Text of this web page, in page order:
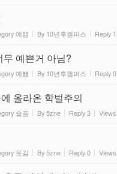
예쁨 By 10년후캠퍼스 Reply 1
예쁜거 아님?
예쁨 By 10년후캠퍼스 Reply0
올라온 학벌주의
슬픔 By5zne Reply3 Views
웃김 By5zne Reply0 Views